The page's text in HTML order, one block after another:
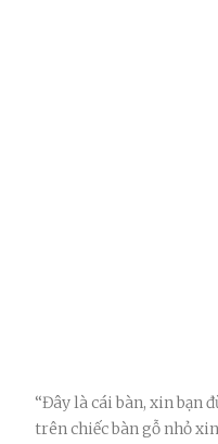
“Đây là cái bàn, xin bạn
trên chiếc bàn gỗ nhỏ